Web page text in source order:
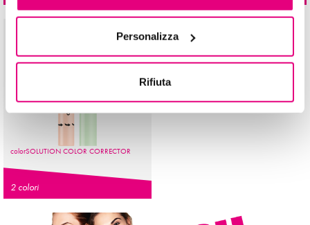
Personalizza
Rifiuta
colorSOLUTION COLOR CORRECTOR
2 colori